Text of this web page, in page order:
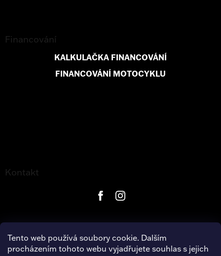
Tento web používá soubory cookie. Dalším
procházením tohoto webu vyjadřujete souhlas s jejich
Kontakt
Financování
KALKULAČKA FINANCOVÁNÍ
FINANCOVÁNÍ MOTOCYKLU